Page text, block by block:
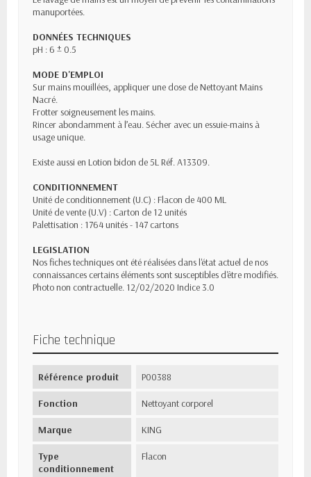
manuportées.
DONNÉES TECHNIQUES
pH : 6 ± 0.5
MODE D'EMPLOI
Sur mains mouillées, appliquer une dose de Nettoyant Mains
Nacré.
Frotter soigneusement les mains.
Rincer abondamment à l’eau. Sécher avec un essuie-mains à
usage unique.
Existe aussi en Lotion bidon de 5L Réf. A13309.
CONDITIONNEMENT
Unité de conditionnement (U.C) : Flacon de 400 ML
Unité de vente (U.V) : Carton de 12 unités
Palettisation : 1764 unités - 147 cartons
LEGISLATION
Nos fiches techniques ont été réalisées dans l'état actuel de nos
connaissances certains éléments sont susceptibles d'être modifiés.
Photo non contractuelle. 12/02/2020 Indice 3.0
Fiche technique
Référence produit P00388
Fonction Nettoyant corporel
Marque KING
Type
conditionnement
Flacon